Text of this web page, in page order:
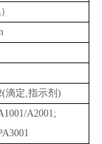
滴定,指示剂)
A2001;